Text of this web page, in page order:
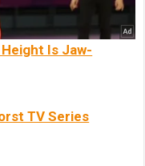
Is Jaw-
TV Series